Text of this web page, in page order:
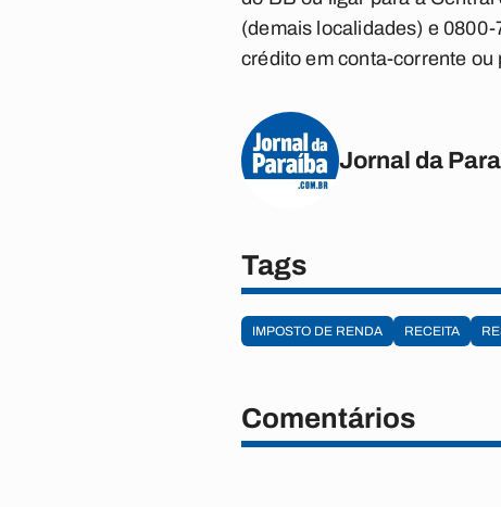
(demais localidades) e
crédito em conta-corrente
Jornal da
Tags
IMPOSTO DE RENDA RECEITA
Comentários